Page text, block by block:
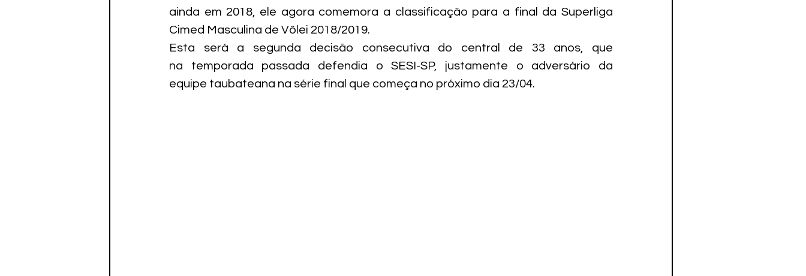
ainda em 2018, ele agora comemora a classificação para a final da Superliga
Cimed Masculina de Vôlei 2018/2019.
Esta será a segunda decisão consecutiva do central de 33 anos, que
na temporada passada defendia o SESI-SP, justamente o adversário da
equipe taubateana na série final que começa no próximo dia 23/04.